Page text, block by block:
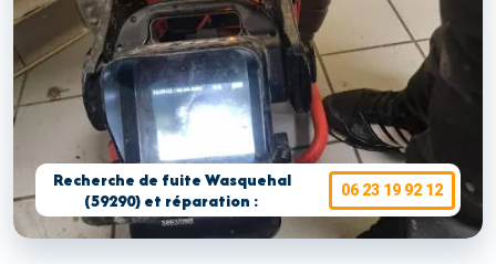
Recherche de fuite Wasquehal
(59290) et réparation :
06 23 19 92 12